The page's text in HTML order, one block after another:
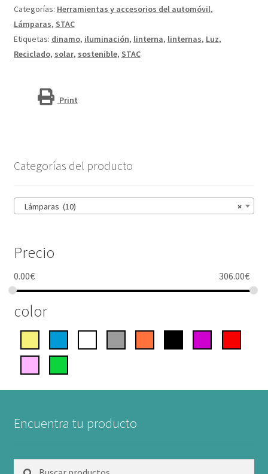
mosquetón
de
plástico
reciclado
Categorías: Herramientas y accesorios del automóvil,
Lámparas, STAC
Etiquetas: dinamo, iluminación, linterna, linternas, Luz,
Reciclado, solar, sostenible, STAC
Print
Categorías del producto
×
Lámparas (10)
Precio
0.00€ 306.00€
color
Encuentra tu producto
Buscar
Buscar